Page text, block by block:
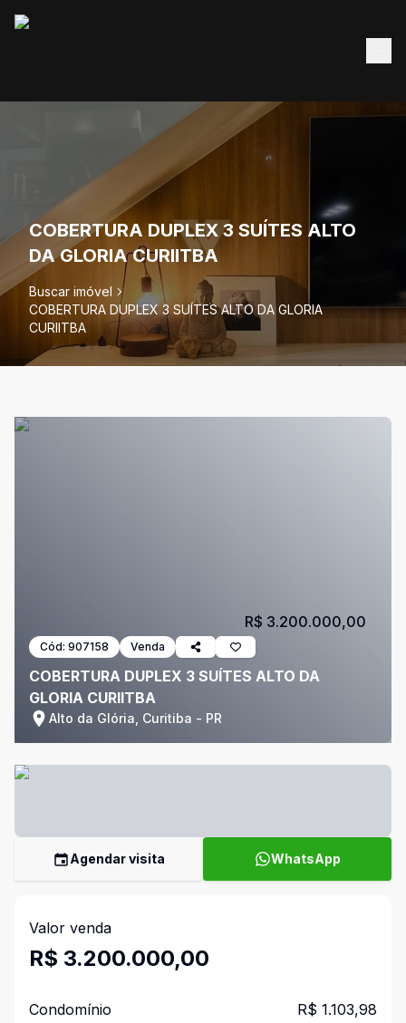
COBERTURA DUPLEX 3 SUÍTES ALTO
DA GLORIA CURIITBA
Buscar imóvel
COBERTURA DUPLEX 3 SUÍTES ALTO DA GLORIA
CURIITBA
Cód: 907158 Venda
COBERTURA DUPLEX 3 SUÍTES ALTO DA
GLORIA CURIITBA
Alto da Glória, Curitiba - PR
R$ 3.200.000,00
Agendar visita WhatsApp
Valor venda
R$ 3.200.000,00
Condomínio R$ 1.103,98